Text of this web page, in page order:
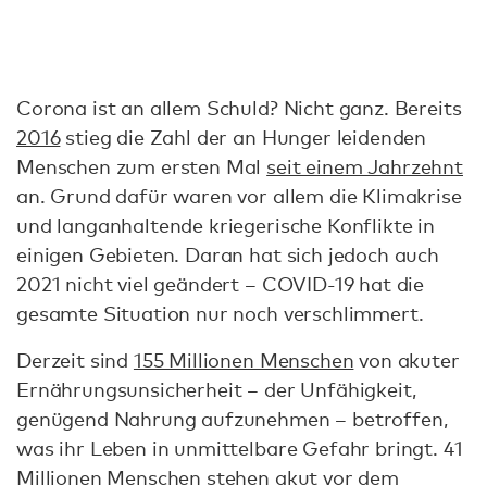
Corona ist an allem Schuld? Nicht ganz. Bereits
2016stieg die Zahl der an Hunger leidenden
Menschen zum ersten Mal seit einem Jahrzehnt
an. Grund dafür waren vor allem die Klimakrise
und langanhaltende kriegerische Konflikte in
einigen Gebieten. Daran hat sich jedoch auch
2021 nicht viel geändert – COVID-19 hat die
gesamte Situation nur noch verschlimmert.
Derzeit sind 155 Millionen Menschen von akuter
Ernährungsunsicherheit – der Unfähigkeit,
genügend Nahrung aufzunehmen – betroffen,
was ihr Leben in unmittelbare Gefahr bringt. 41
Millionen Menschen stehen akut vor dem